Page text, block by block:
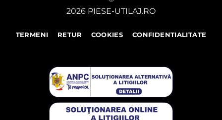
2026 PIESE-UTILAJ.RO
TERMENI RETUR COOKIES CONFIDENTIALITATE